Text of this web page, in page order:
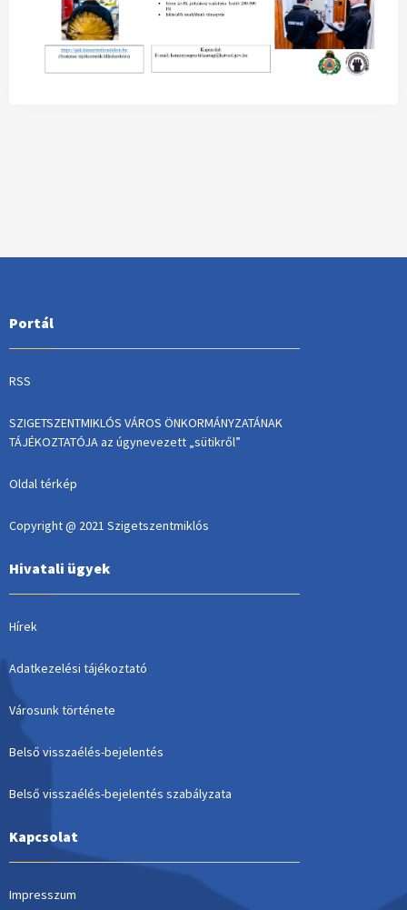
Portál
RSS
SZIGETSZENTMIKLÓS VÁROS ÖNKORMÁNYZATÁNAK
TÁJÉKOZTATÓJA az úgynevezett „sütikről”
Oldal térkép
Copyright @ 2021 Szigetszentmiklós
Hivatali ügyek
Hírek
Adatkezelési tájékoztató
Városunk története
Belső visszaélés-bejelentés
Belső visszaélés-bejelentés szabályzata
Kapcsolat
Impresszum